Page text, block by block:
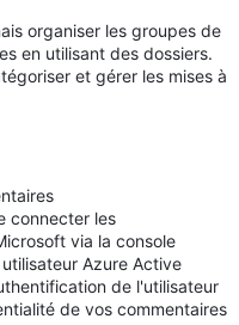
organiser les groupes de
en utilisant des dossiers.
et gérer les mises à
connecter les
via la console
Azure Active
de l'utilisateur
de vos commentaires